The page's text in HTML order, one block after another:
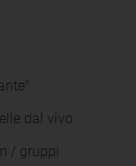
dal vivo
/ gruppi